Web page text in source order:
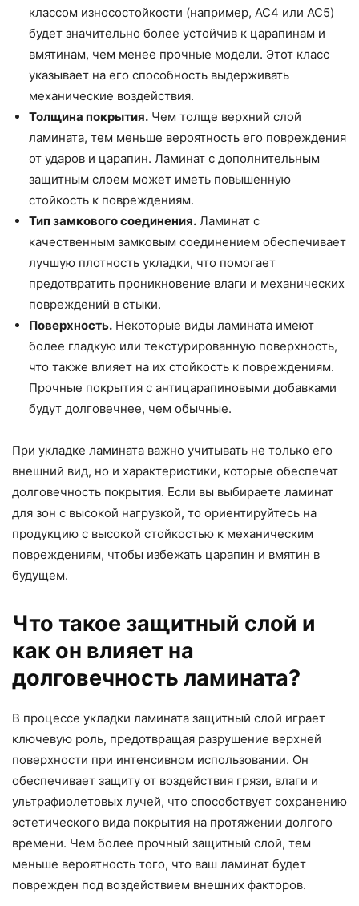
классом износостойкости (например, AC4 или AC5)
будет значительно более устойчив к царапинам и
вмятинам, чем менее прочные модели. Этот класс
указывает на его способность выдерживать
механические воздействия.
Толщина покрытия. Чем толще верхний слой
ламината, тем меньше вероятность его повреждения
от ударов и царапин. Ламинат с дополнительным
защитным слоем может иметь повышенную
стойкость к повреждениям.
Тип замкового соединения. Ламинат с
качественным замковым соединением обеспечивает
лучшую плотность укладки, что помогает
предотвратить проникновение влаги и механических
повреждений в стыки.
Поверхность. Некоторые виды ламината имеют
более гладкую или текстурированную поверхность,
что также влияет на их стойкость к повреждениям.
Прочные покрытия с антицарапиновыми добавками
будут долговечнее, чем обычные.
При укладке ламината важно учитывать не только его
внешний вид, но и характеристики, которые обеспечат
долговечность покрытия. Если вы выбираете ламинат
для зон с высокой нагрузкой, то ориентируйтесь на
продукцию с высокой стойкостью к механическим
повреждениям, чтобы избежать царапин и вмятин в
будущем.
Что такое защитный слой и
как он влияет на
долговечность ламината?
В процессе укладки ламината защитный слой играет
ключевую роль, предотвращая разрушение верхней
поверхности при интенсивном использовании. Он
обеспечивает защиту от воздействия грязи, влаги и
ультрафиолетовых лучей, что способствует сохранению
эстетического вида покрытия на протяжении долгого
времени. Чем более прочный защитный слой, тем
меньше вероятность того, что ваш ламинат будет
поврежден под воздействием внешних факторов.